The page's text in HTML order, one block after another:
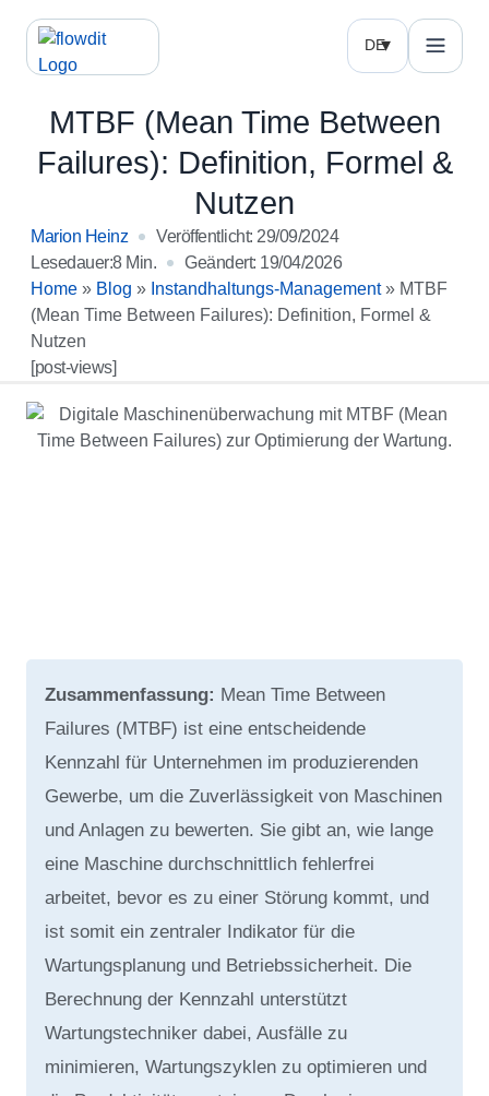
DE
MTBF (Mean Time Between
Failures): Definition, Formel &
Nutzen
Marion Heinz Veröffentlicht: 29/09/2024
Lesedauer:8 Min.
Geändert: 19/04/2026
Home » Blog » Instandhaltungs-Management» MTBF
(Mean Time Between Failures): Definition, Formel &
Nutzen
[post-views]
Zusammenfassung: Mean Time Between
Failures (MTBF) ist eine entscheidende
Kennzahl für Unternehmen im produzierenden
Gewerbe, um die Zuverlässigkeit von Maschinen
und Anlagen zu bewerten. Sie gibt an, wie lange
eine Maschine durchschnittlich fehlerfrei
arbeitet, bevor es zu einer Störung kommt, und
ist somit ein zentraler Indikator für die
Wartungsplanung und Betriebssicherheit. Die
Berechnung der Kennzahl unterstützt
Wartungstechniker dabei, Ausfälle zu
minimieren, Wartungszyklen zu optimieren und